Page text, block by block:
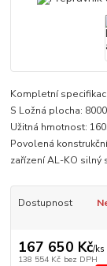
Kompletní
S Ložná plocha:
Užitná hmotnost:
Povolená
zařízení AL-KO silný
Dostupnost
167 650 Kč/ks
138 554 Kč bez DPH